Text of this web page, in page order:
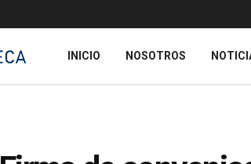
INICIO NOSOTROS